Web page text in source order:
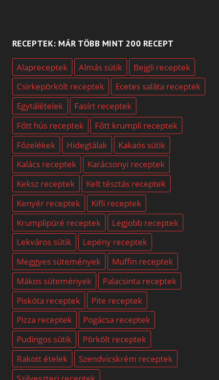
RECEPTEK: MÁR TÖBB MINT 200 RECEPT
Alapreceptek Almás sütik
Bejgli receptek
Csirkepörkölt receptek
Ecetes saláta receptek
Egytálételek
Fasírt receptek
Főtt hús receptek
Főtt krumpli receptek
Főzelékek
Hidegtálak
Kakaós sütik
Kalács receptek
Karácsonyi receptek
Keksz receptek
Kelt tésztás receptek
Kenyér receptek
Kifli receptek
Krumplipüré receptek
Legjobb receptek
Lekváros sütik
Lepény receptek
Meggyes sütemények
Muffin receptek
Mákos sütemények
Palacsinta receptek
Piskóta receptek
Pite receptek
Pizza receptek
Pogácsa receptek
Pudingos sütik
Pörkölt receptek
Rakott ételek
Szendvicskrém receptek